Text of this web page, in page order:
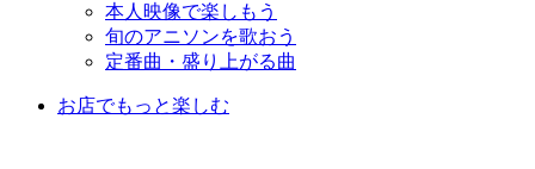
本人映像で楽しもう
旬のアニソンを歌おう
定番曲・盛り上がる曲
お店でもっと楽しむ